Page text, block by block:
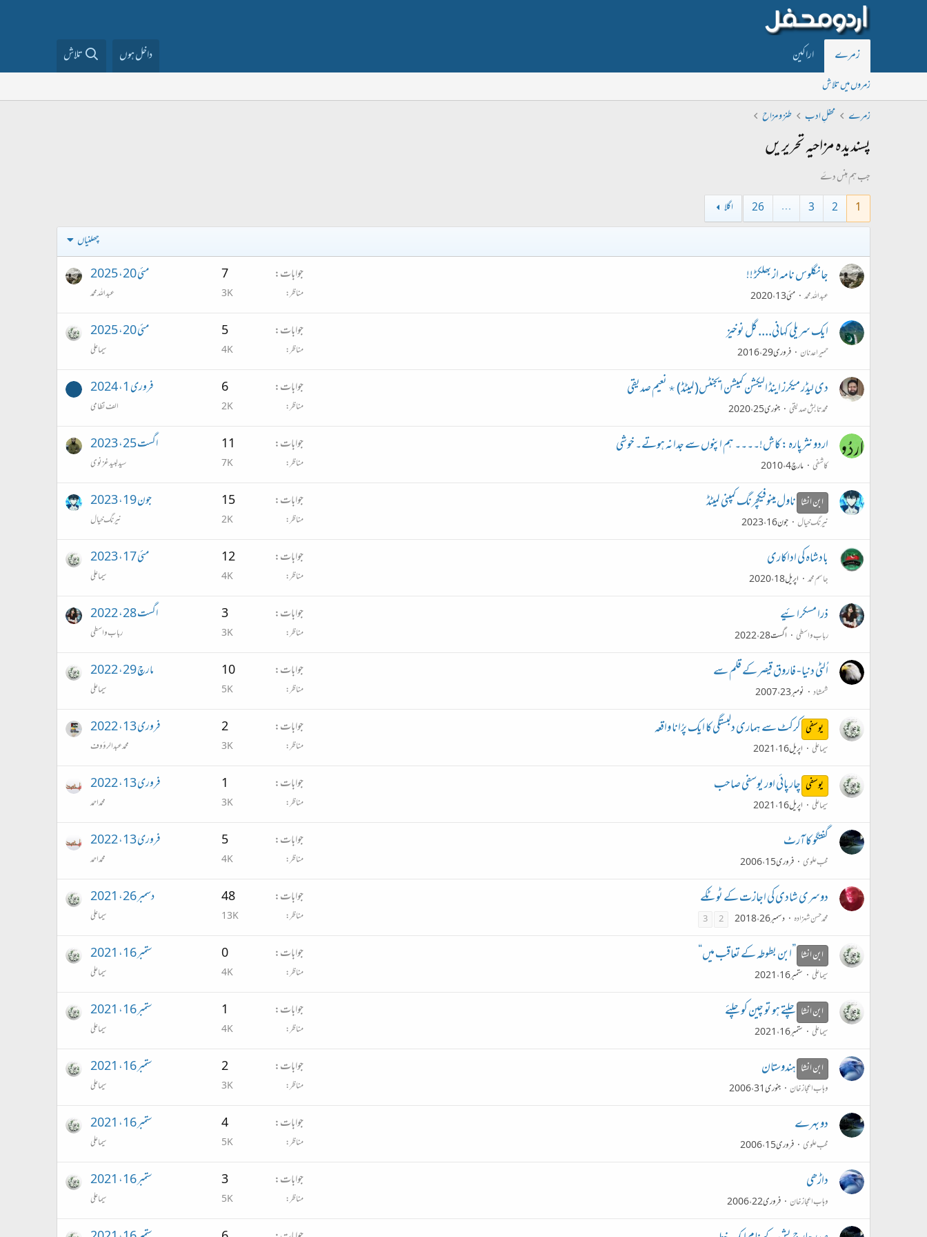
زمرے اراکین داخل ہوں تلاش
زمروں میں تلاش
زمرے
محفلِ ادب طنز و مزاح
پسندیدہ مزاحیہ تحریریں
جب ہم ہنس دۓ
1
2
3
…
26
اگلا
چھلنیاں
جانگلوس نامہ از بھلکڑ !!
عبداللہ محمد مئی 13، 2020
جوابات 7
مناظر 3K
مئی 20، 2025
عبداللہ محمد
ایک سریلی کہانی.... گل نوخیز
حمیرا عدنان فروری 29، 2016
جوابات 5
مناظر 4K
مئی 20، 2025
سیما علی
دی لیڈر میکرز اینڈ الیکشن کمیشن ایجنٹس(لمیٹڈ) ٭ نعیم صدیقی
محمد تابش صدیقی جنوری 25، 2020
جوابات 6
مناظر 2K
فروری 1، 2024
الف نظامی
اردو نثرپارہ : کاش!۔۔۔۔ ہم اپنوں سے جدا نہ ہوتے۔ خوشی
کاشفی مارچ 4، 2010
جوابات 11
مناظر 7K
اگست 25، 2023
سید لبید غزنوی
ابن انشا ناول مینوفیکچرنگ کمپنی لمیٹڈ
نیرنگ خیال جون 16، 2023
جوابات 15
مناظر 2K
جون 19، 2023
نیرنگ خیال
بادشاہ کی اداکاری
جاسم محمد اپریل 18، 2020
جوابات 12
مناظر 4K
مئی 17، 2023
سیما علی
ذرا مسکرائیے
رباب واسطی اگست 28، 2022
جوابات 3
مناظر 3K
اگست 28، 2022
رباب واسطی
اُلٹی دنیا - فاروق قیصر کے قلم سے
شمشاد نومبر 23، 2007
جوابات 10
مناظر 5K
مارچ 29، 2022
سیما علی
یوسفی کرکٹ سے ہماری دلبستگی کا ایک پرُانا واقعہ
سیما علی اپریل 16، 2021
جوابات 2
مناظر 3K
فروری 13، 2022
محمد عبدالرؤوف
یوسفی چارپائی اور یوسفی صاحب
سیما علی اپریل 16، 2021
جوابات 1
مناظر 3K
فروری 13، 2022
محمداحمد
گفتگو کا آرٹ
محب علوی فروری 15، 2006
جوابات 5
مناظر 4K
فروری 13، 2022
محمداحمد
دوسری شادی کی اجازت کے ٹوٹکے
محمد حسن شہزادہ دسمبر 26، 2018 2
3
جوابات 48
مناظر 13K
دسمبر 26، 2021
سیما علی
ابن انشا ”ابن بطوطہ کے تعاقب میں“
سیما علی ستمبر 16، 2021
جوابات 0
مناظر 4K
ستمبر 16، 2021
سیما علی
ابن انشا چلتے ہو تو چین کو چلئے
سیما علی ستمبر 16، 2021
جوابات 1
مناظر 4K
ستمبر 16، 2021
سیما علی
ابن انشا ہندوستان
وہاب اعجاز خان جنوری 31، 2006
جوابات 2
مناظر 3K
ستمبر 16، 2021
سیما علی
دو بہرے
محب علوی فروری 15، 2006
جوابات 4
مناظر 5K
ستمبر 16، 2021
سیما علی
داڑھی
وہاب اعجاز خان فروری 22، 2006
جوابات 3
مناظر 5K
ستمبر 16، 2021
سیما علی